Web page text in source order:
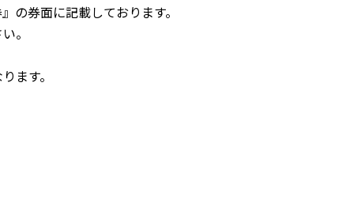
券面に記載しております。
。
ます。